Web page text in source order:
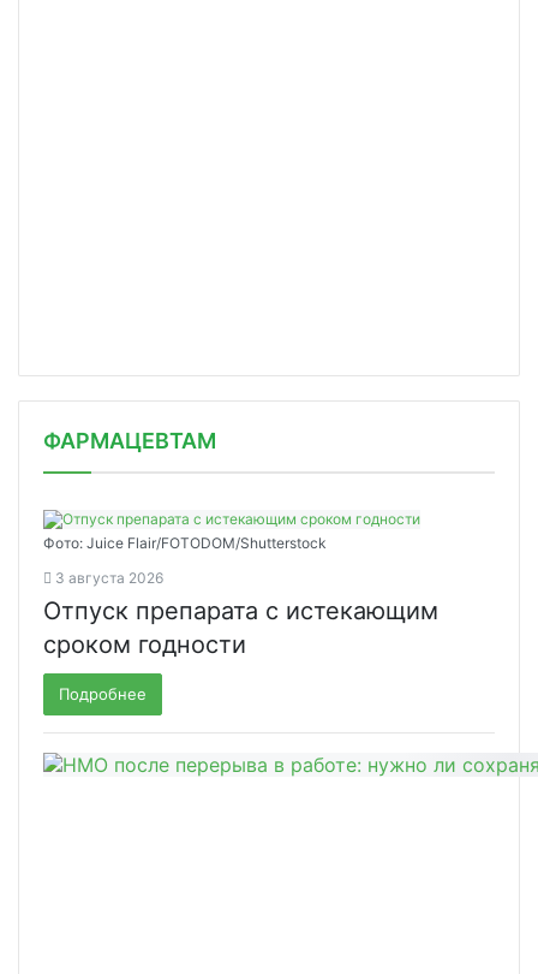
ФАРМАЦЕВТАМ
Фото: Juice Flair/FOTODOM/Shutterstoсk
3 августа 2026
Отпуск препарата с истекающим
сроком годности
Подробнее